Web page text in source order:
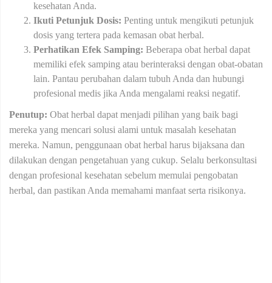
kesehatan Anda.
Ikuti Petunjuk Dosis: Penting untuk mengikuti petunjuk
dosis yang tertera pada kemasan obat herbal.
Perhatikan Efek Samping: Beberapa obat herbal dapat
memiliki efek samping atau berinteraksi dengan obat-obatan
lain. Pantau perubahan dalam tubuh Anda dan hubungi
profesional medis jika Anda mengalami reaksi negatif.
Penutup: Obat herbal dapat menjadi pilihan yang baik bagi
mereka yang mencari solusi alami untuk masalah kesehatan
mereka. Namun, penggunaan obat herbal harus bijaksana dan
dilakukan dengan pengetahuan yang cukup. Selalu berkonsultasi
dengan profesional kesehatan sebelum memulai pengobatan
herbal, dan pastikan Anda memahami manfaat serta risikonya.